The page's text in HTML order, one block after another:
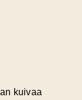
kuivaa